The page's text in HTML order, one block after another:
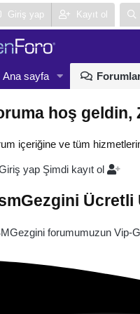
Giriş yap Kayıt ol
Ana sayfa
hoş geldin,
içeriğine ve tüm
yap Şimdi kayıt ol
Ücretli
forumumuzun Vip-